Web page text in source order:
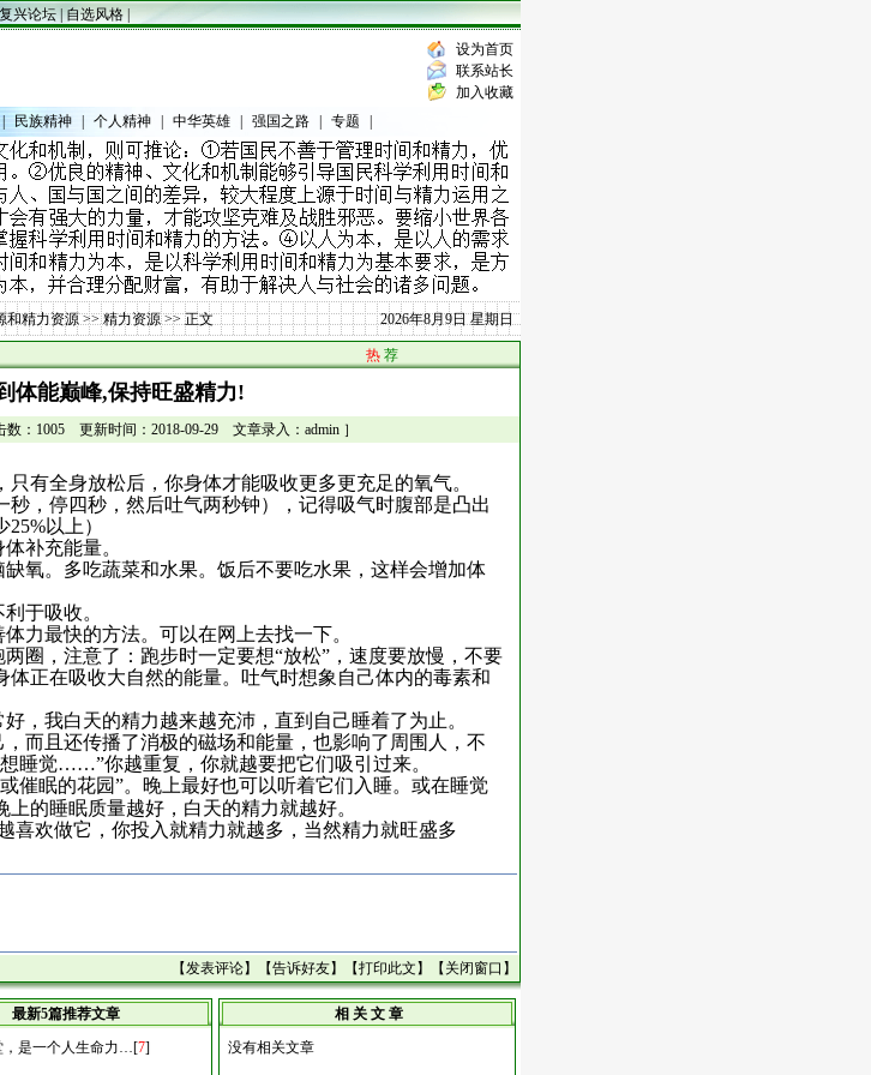
复兴论坛 |自选风格
设为首页
联系站长
加入收藏
民族精神 个人精神 中华英雄 强国之路 专题
和精力资源>>精力资源>> 正文 2026年8月9日 星期日
热 荐
体能巅峰,保持旺盛精力!
：1005 更新时间：2018-09-29 文章录入：admin ］
有全身放松后，你身体才能吸收更多更充足的氧气。
秒，停四秒，然后吐气两秒钟），记得吸气时腹部是凸出
25%以上）
补充能量。
氧。多吃蔬菜和水果。饭后不要吃水果，这样会增加体
于吸收。
力最快的方法。可以在网上去找一下。
圈，注意了：跑步时一定要想“放松”， 速度要放慢，不要
正在吸收大自然的能量。吐气时想象自己体内的毒素和
，我白天的精力越来越充沛，直到自己睡着了为止。
而且还传播了消极的磁场和能量，也影响了周围人，不
睡觉……”你越重复，你就越要把它们吸引过来。
催眠的花园”。 晚上最好也可以听着它们入睡。或在睡觉
的睡眠质量越好，白天的精力就越好。
喜欢做它，你投入就精力就越多，当然精力就旺盛多
【发表评论】【告诉好友】【打印此文 】【 关闭窗口 】
最新5篇推荐文章
，是一个人生命力…[7]
相 关 文 章
没有相关文章